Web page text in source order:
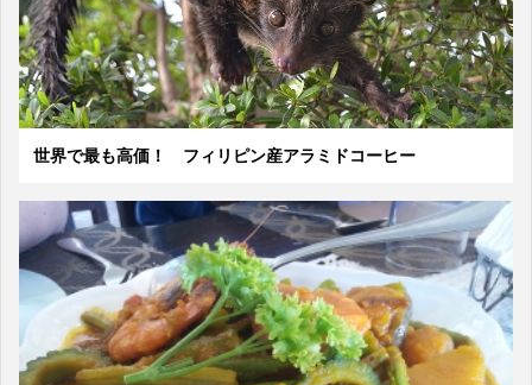
世界で最も高価！ フィリピン産アラミドコーヒー